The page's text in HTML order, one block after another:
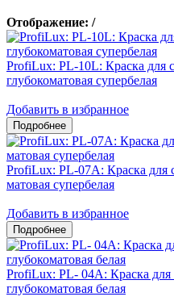
Отображение: /
ProfiLux: PL-10L: Краска для
глубокоматовая супербелая
Добавить в избранное
ProfiLux: PL-07А: Краска для
матовая супербелая
Добавить в избранное
ProfiLux: PL- 04А: Краска для
глубокоматовая белая